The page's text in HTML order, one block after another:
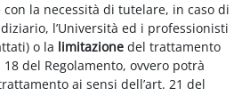
la necessità di tutelare, in caso di
l’Università ed i professionisti
o la limitazione del trattamento
18 del Regolamento, ovvero potrà
ai sensi dell’art. 21 del